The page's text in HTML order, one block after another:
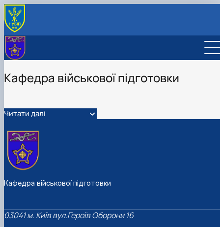
Кафедра військової підготовки
Читати далі
Кафедра військової підготовки
03041 м. Київ вул.Героїв Оборони 16